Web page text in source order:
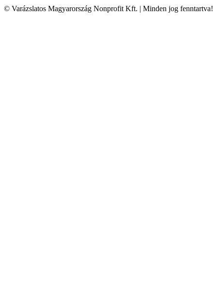
© Varázslatos Magyarország Nonprofit Kft. | Minden jog fenntartva!